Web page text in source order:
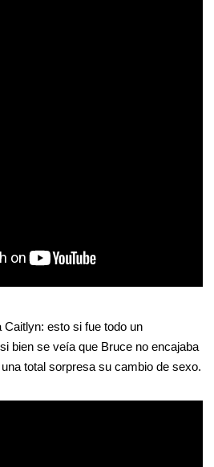
esto si fue todo un
bien se veía que Bruce no encajaba
total sorpresa su cambio de sexo.